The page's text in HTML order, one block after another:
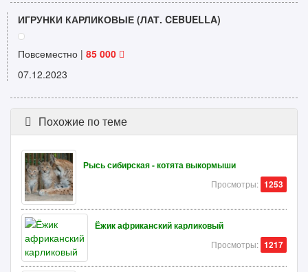
ИГРУНКИ КАРЛИКОВЫЕ (ЛАТ. CEBUELLA)
Повсеместно | 85 000
07.12.2023
Похожие по теме
Рысь сибирская - котята выкормыши
Просмотры: 1253
Ёжик африканский карликовый
Просмотры: 1217